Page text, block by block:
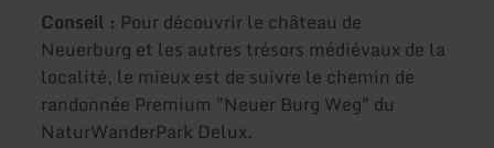
Conseil : Pour découvrir le château de
Neuerburg et les autres trésors médiévaux de la
localité, le mieux est de suivre le chemin de
randonnée Premium "Neuer Burg Weg" du
NaturWanderPark Delux.